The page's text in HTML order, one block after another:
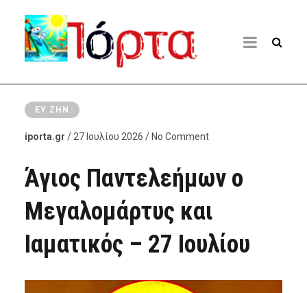
ΕΥ ΖΗΝ
iporta.gr / 27 Ιουλίου 2026 / No Comment
Άγιος Παντελεήμων ο
Μεγαλομάρτυς και
Ιαματικός – 27 Ιουλίου